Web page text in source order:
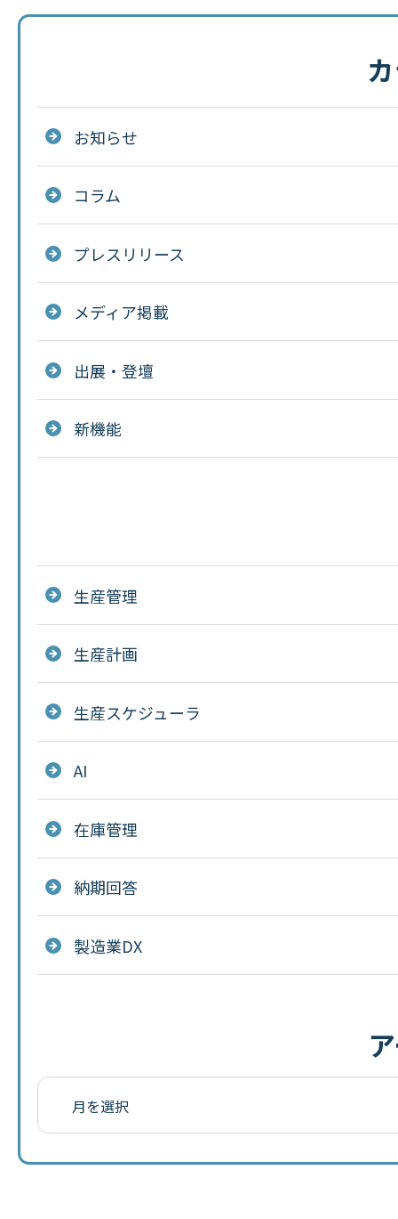
お知らせ
コラム
プレスリリース
メディア掲載
出展・登壇
新機能
生産管理
生産計画
生産スケジューラ
AI
在庫管理
納期回答
製造業DX